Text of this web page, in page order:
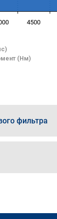
(Нм)
4500
фильтра